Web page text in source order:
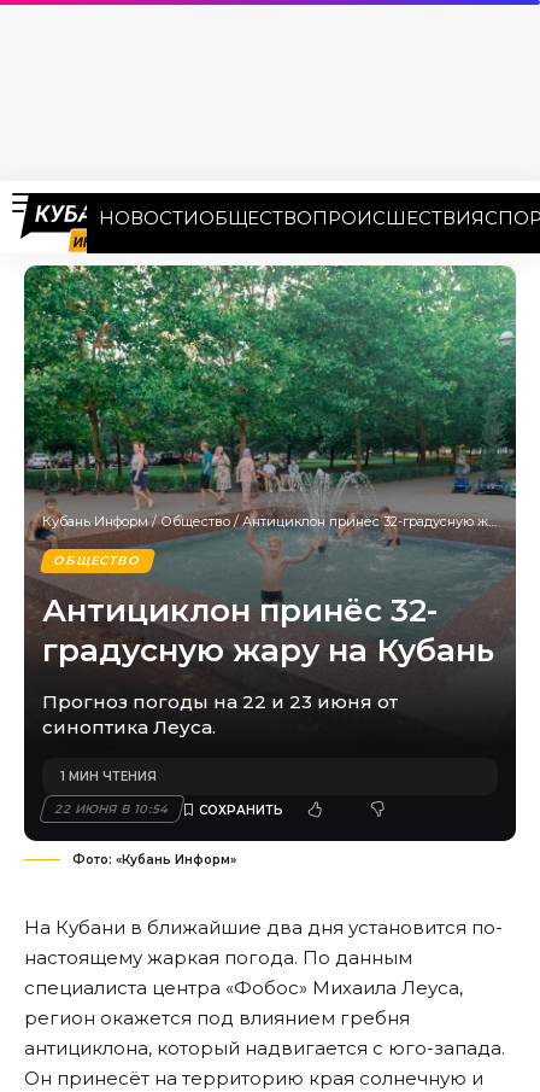
НОВОСТИОБЩЕСТВОПРОИСШЕСТВИЯ
Кубань Информ/Общество / Антициклон принёс 32-градусную жару на Кубань
ОБЩЕСТВО
Антициклон принёс 32-
градусную жару на Кубань
Прогноз погоды на 22 и 23 июня от
синоптика Леуса.
22 ИЮНЯ В 10:54
1 МИН ЧТЕНИЯ
Фото: «Кубань Информ»
На Кубани в ближайшие два дня установится по-
настоящему жаркая погода. По данным
специалиста центра «Фобос» Михаила Леуса,
регион окажется под влиянием гребня
антициклона, который надвигается с юго-запада.
Он принесёт на территорию края солнечную и